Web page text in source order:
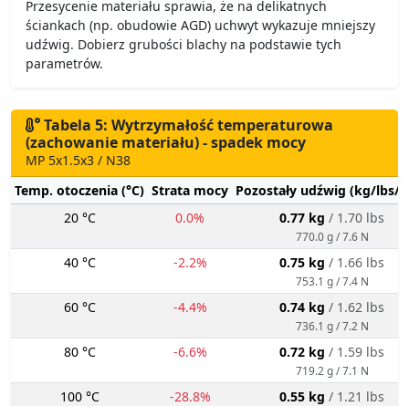
Przesycenie materiału sprawia, że na delikatnych
ściankach (np. obudowie AGD) uchwyt wykazuje mniejszy
udźwig. Dobierz grubości blachy na podstawie tych
parametrów.
Tabela 5: Wytrzymałość temperaturowa
(zachowanie materiału) - spadek mocy
MP 5x1.5x3 / N38
Temp. otoczenia (°C) Strata mocy Pozostały udźwig (kg/lbs/
20 °C
0.0% 0.77 kg / 1.70 lbs
770.0 g / 7.6 N
40 °C -2.2% 0.75 kg / 1.66 lbs
753.1 g / 7.4 N
60 °C -4.4% 0.74 kg / 1.62 lbs
736.1 g / 7.2 N
80 °C -6.6% 0.72 kg / 1.59 lbs
719.2 g / 7.1 N
100 °C -28.8% 0.55 kg / 1.21 lbs